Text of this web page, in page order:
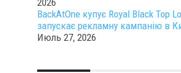
2026
BackAtOne купує Royal Black Top
запускає рекламну кампанію в
Июль 27, 2026